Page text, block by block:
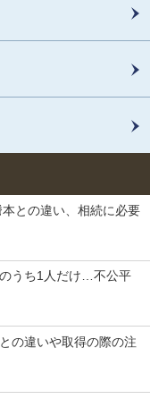
との違い、相続に必要
うち1人だけ…不公平
の違いや取得の際の注